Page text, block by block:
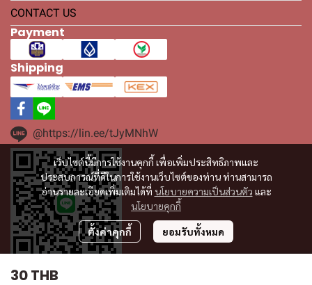
30 THB
เว็บไซต์นี้มีการใช้งานคุกกี้ เพื่อเพิ่มประสิทธิภาพและ
ประสบการณ์ที่ดีในการใช้งานเว็บไซต์ของท่าน ท่านสามารถ
อ่านรายละเอียดเพิ่มเติมได้ที่ นโยบายความเป็นส่วนตัว และ
นโยบายคุกกี้
ตั้งค่าคุกกี้ ยอมรับทั้งหมด
CONTACT US
Payment
Shipping
@https://lin.ee/tJyMNhW